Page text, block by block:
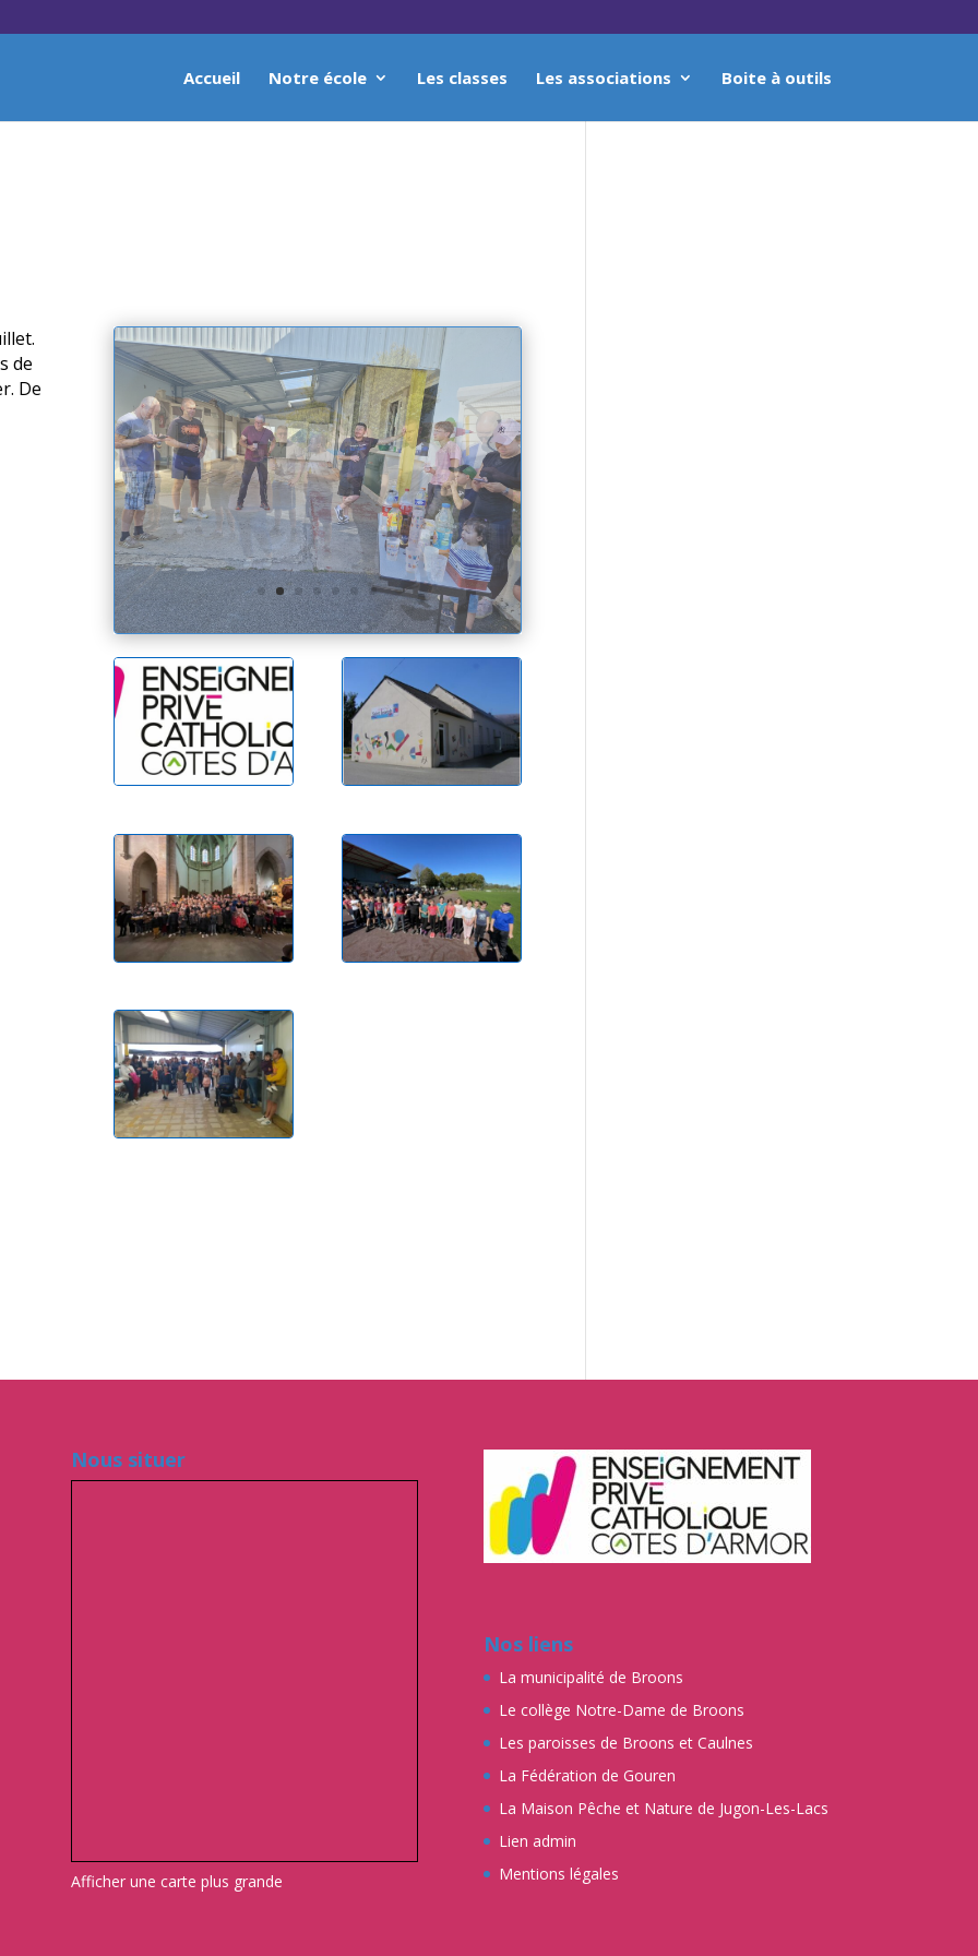
Accueil Notre école Les classes Les associations Boite à outils
de
De
Nous situer
Afficher une carte plus grande
Nos liens
La municipalité de Broons
Le collège Notre-Dame de Broons
Les paroisses de Broons et Caulnes
La Fédération de Gouren
La Maison Pêche et Nature de Jugon-Les-Lacs
Lien admin
Mentions légales